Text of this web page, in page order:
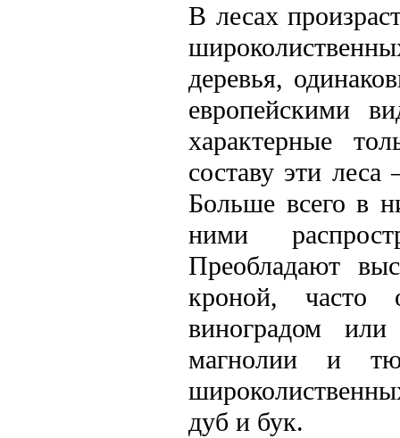
В лесах
деревья,
европейскими
характерные
составу эти
Больше всего в
ними
Преобладают
кроной, часто
виноградом
магнолии и
дуб и бук.